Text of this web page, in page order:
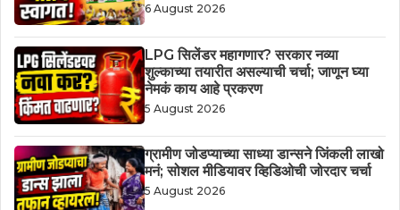
6 August 2026
LPG सिलेंडर महागणार? सरकार नव्या
शुल्काच्या तयारीत असल्याची चर्चा; जाणून घ्या
नेमकं काय आहे प्रकरण
5 August 2026
ग्रामीण जोडप्याच्या साध्या डान्सने जिंकली लाखो
मनं; सोशल मीडियावर व्हिडिओची जोरदार चर्चा
5 August 2026